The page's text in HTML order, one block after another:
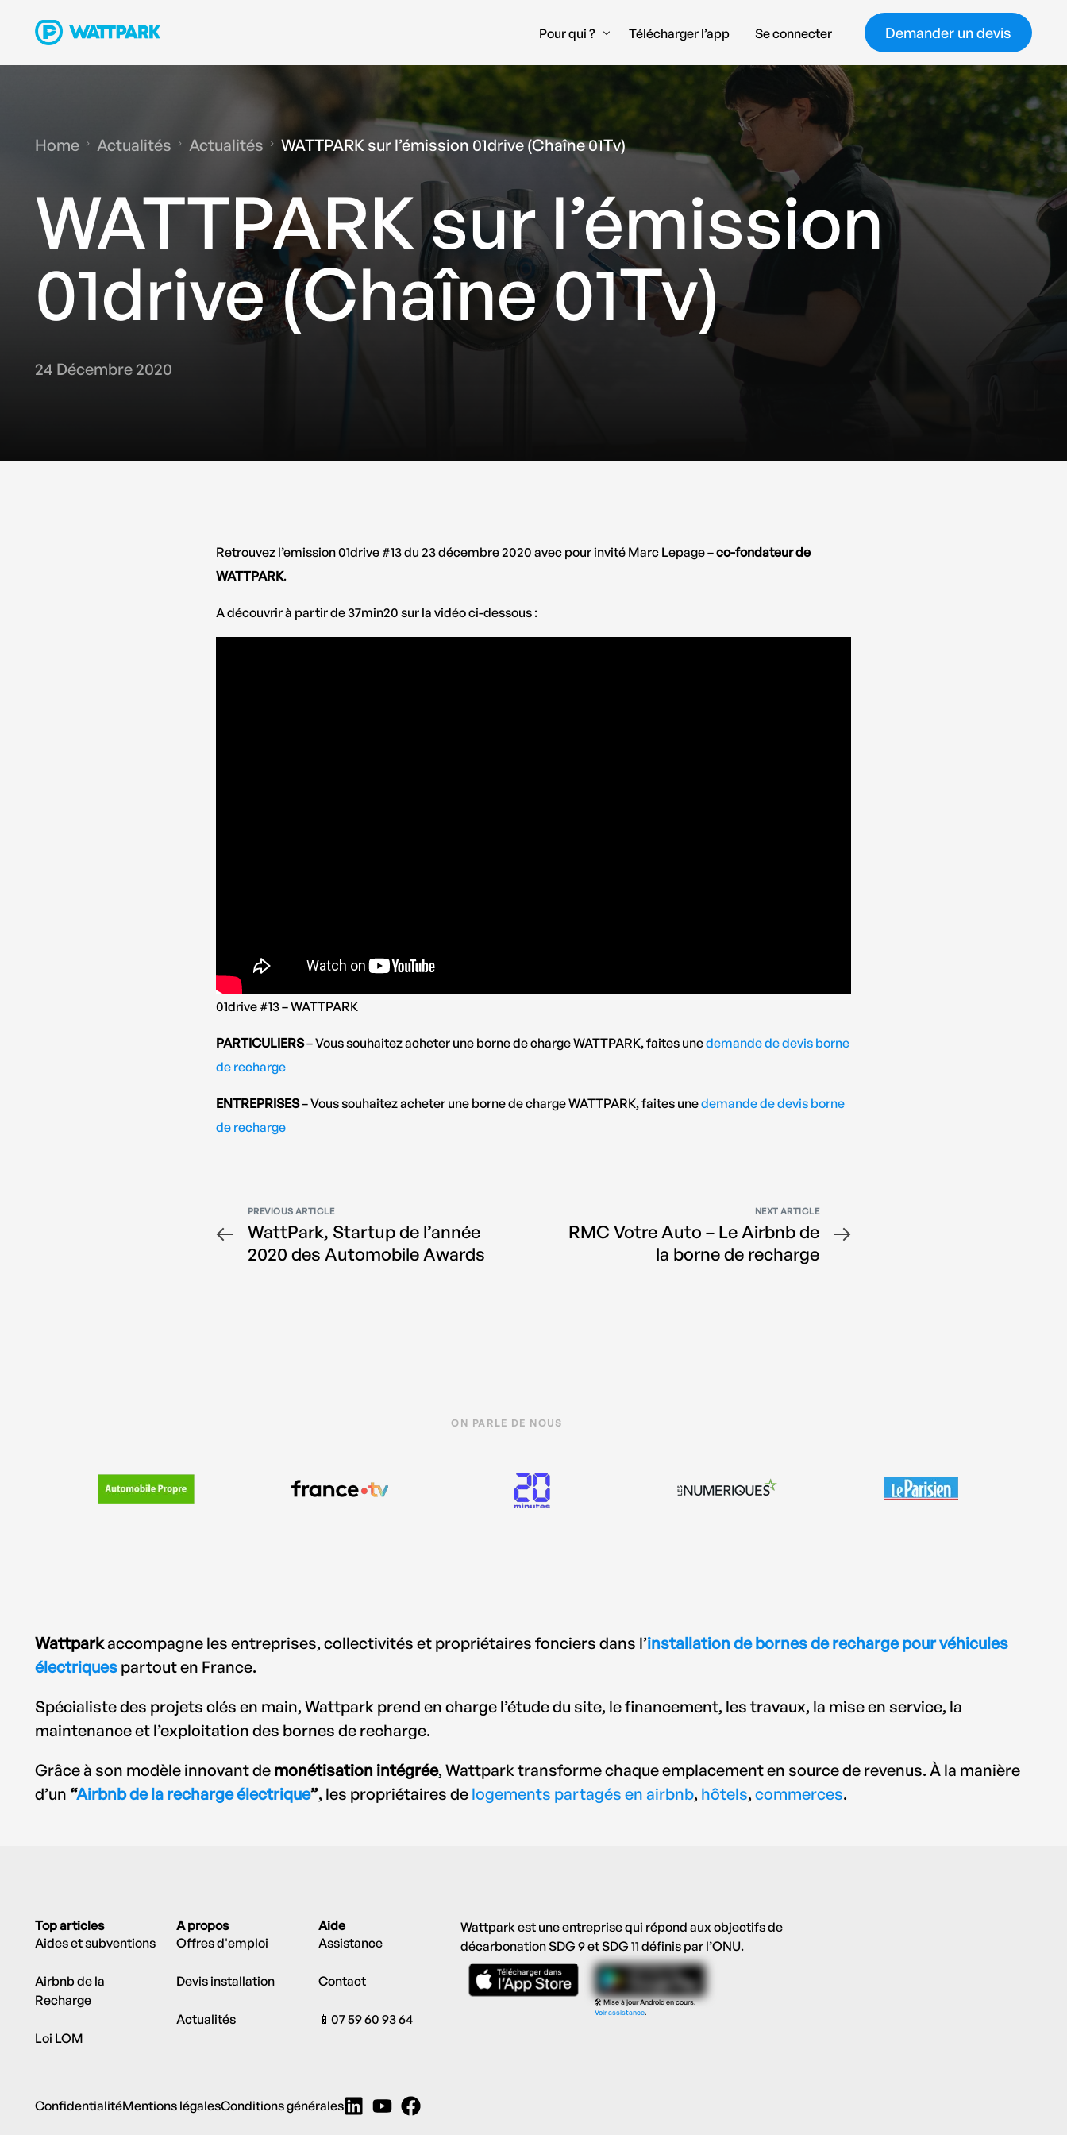
Pour qui ?
Recharge en Entreprise
Recharge en Hôtel et Commerce
Télécharger l’app Se connecter Demander un devis
Home Actualités Actualités WATTPARK sur l’émission 01drive (Chaîne 01Tv)
WATTPARK sur l’émission
01drive (Chaîne 01Tv)
24 Décembre 2020
Retrouvez l’emission 01drive #13 du 23 décembre 2020 avec pour invité Marc Lepage –co-fondateur de
WATTPARK.
A découvrir à partir de 37min20 sur la vidéo ci-dessous :
01drive #13 – WATTPARK
PARTICULIERS– Vous souhaitez acheter une borne de charge WATTPARK, faites unedemande de devis borne
de recharge
ENTREPRISES– Vous souhaitez acheter une borne de charge WATTPARK, faites unedemande de devis borne
de recharge
PREVIOUS ARTICLE
WattPark, Startup de l’année
2020 des Automobile Awards
NEXT ARTICLE
RMC Votre Auto – Le Airbnb de
la borne de recharge
ON PARLE DE NOUS
Wattparkaccompagne les entreprises, collectivités et propriétaires fonciers dans l’installation de bornes de recharge pour véhicules
électriquespartout en France.
Spécialiste des projets clés en main, Wattpark prend en charge l’étude du site, le financement, les travaux, la mise en service, la
maintenance et l’exploitation des bornes de recharge.
Grâce à son modèle innovant de monétisation intégrée, Wattpark transforme chaque emplacement en source de revenus. À la manière
d’un “Airbnb de la recharge électrique”, les propriétaires de logements partagés en airbnb, hôtels, commerces.
Top articles
Aides et subventions
Airbnb de la
Recharge
Loi LOM
A propos
Offres d'emploi
Devis installation
Actualités
Aide
Assistance
Contact
📱07 59 60 93 64
Wattpark est une entreprise qui répond aux objectifs de
décarbonation SDG 9 et SDG 11 définis par l’ONU.
🛠️ Mise à jour Android en cours.
Voir assistance.
ConfidentialitéMentions légalesConditions générales